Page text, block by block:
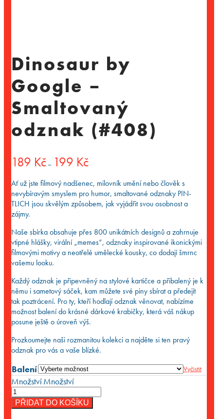
Dinosaur by
Google –
Smaltovaný
odznak (#408)
189 Kč – 199 Kčcen:
až
199 Kč
Ať už jste filmový nadšenec, milovník umění nebo člověk s
nevybíravým smyslem pro humor, smaltované odznaky PIN-
TLICH jsou skvělým způsobem, jak vyjádřit svou osobnost a
zájmy.
Naše sbírka obsahuje přes 800 unikátních designů a zahrnuje
vtipné hlášky, virální „memes“, odznaky inspirované ikonickými
filmovými motivy a neotřelé umělecké kousky, co dodají šmrnc
vašemu looku.
Každý odznak je připevněný na stylové kartičce a přibalený je k
němu i sametový sáček, kam můžete své piny sbírat a předejít
tak poztrácení. Pro ty, kteří hodlají odznak věnovat, nabízíme
možnost balení do krásné dárkové krabičky, která váš nákup
posune ještě o úroveň výš.
Prozkoumejte naši rozmanitou kolekci a najděte si ten pravý
odznak pro vás a vaše blízké.
Balení Vyčistit
MnožstvíMnožství
PŘIDAT DO KOŠÍKU